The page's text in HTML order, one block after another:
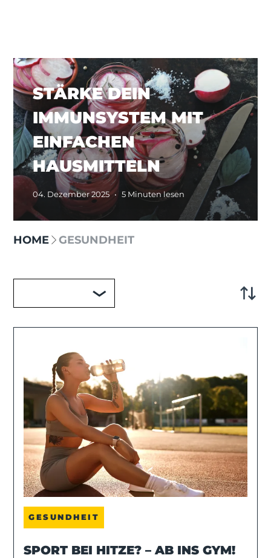
STÄRKE DEIN
IMMUNSYSTEM MIT
EINFACHEN
HAUSMITTELN
04. Dezember 2025 • 5 Minuten lesen
HOME GESUNDHEIT
GESUNDHEIT
SPORT BEI HITZE? – AB INS GYM!